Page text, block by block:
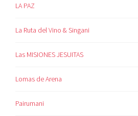
LA PAZ
La Ruta del Vino & Singani
Las MISIONES JESUITAS
Lomas de Arena
Pairumani